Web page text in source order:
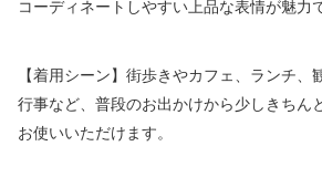
コーディネートしやすい上品な表情が魅力
【着用シーン】街歩きやカフェ、ランチ
行事など、普段のお出かけから少しきちん
お使いいただけます。